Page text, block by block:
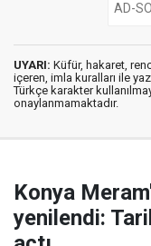
UYARI: Küfür, hakaret,
içeren, imla kuralları ile
Türkçe karakter
onaylanmamaktadır.
Konya
yenilendi: